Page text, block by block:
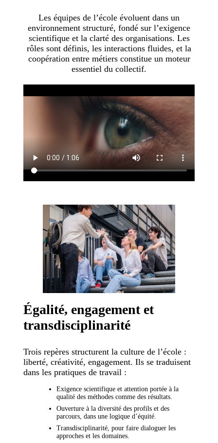
Les équipes de l’école évoluent dans un
environnement structuré, fondé sur l’exigence
scientifique et la clarté des organisations. Les
rôles sont définis, les interactions fluides, et la
coopération entre métiers constitue un moteur
essentiel du collectif.
Égalité, engagement et
transdisciplinarité
Trois repères structurent la culture de l’école :
liberté, créativité, engagement. Ils se traduisent
dans les pratiques de travail :
Exigence scientifique et attention portée à la
qualité des méthodes comme des résultats.
Ouverture à la diversité des profils et des
parcours, dans une logique d’équité.
Transdisciplinarité, pour faire dialoguer les
approches et les domaines.